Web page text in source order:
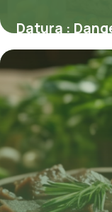
Datura :
18 mai 2026